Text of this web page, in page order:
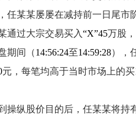
任某某屡屡在减持前一日尾市
通过大宗交易买入“X”45万股
期间（14:56:24至14:59:28），
元，每笔均高于当时市场上的买
操纵股价目的后，任某某将持